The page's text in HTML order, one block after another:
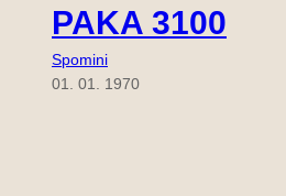
PAKA 3100
Spomini
01. 01. 1970